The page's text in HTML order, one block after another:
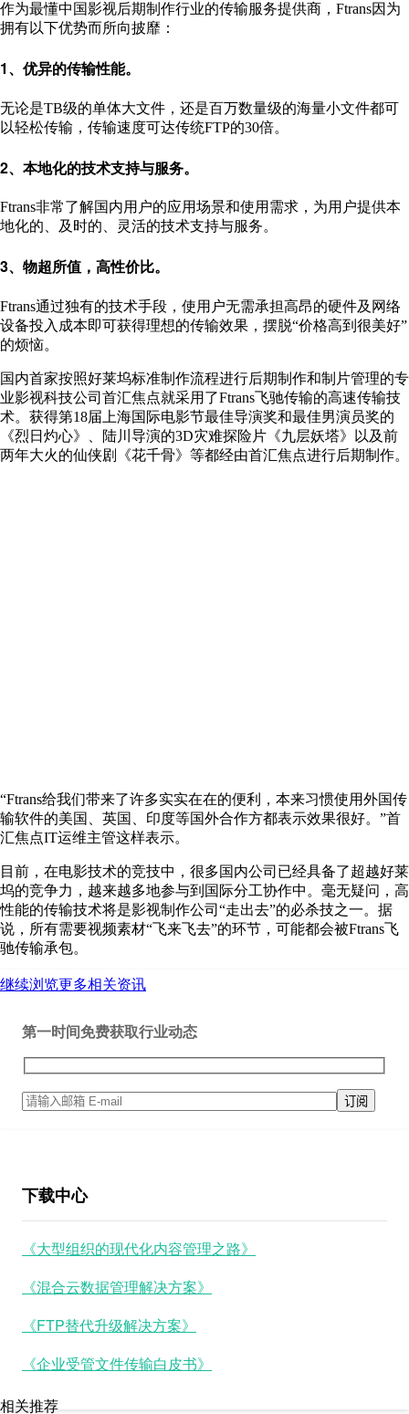
作为最懂中国影视后期制作行业的传输服务提供商，Ftrans因为
拥有以下优势而所向披靡：
1、优异的传输性能。
无论是TB级的单体大文件，还是百万数量级的海量小文件都可
以轻松传输，传输速度可达传统FTP的30倍。
2、本地化的技术支持与服务。
Ftrans非常了解国内用户的应用场景和使用需求，为用户提供本
地化的、及时的、灵活的技术支持与服务。
3、物超所值，高性价比。
Ftrans通过独有的技术手段，使用户无需承担高昂的硬件及网络
设备投入成本即可获得理想的传输效果，摆脱“价格高到很美好”
的烦恼。
国内首家按照好莱坞标准制作流程进行后期制作和制片管理的专
业影视科技公司首汇焦点就采用了Ftrans飞驰传输的高速传输技
术。获得第18届上海国际电影节最佳导演奖和最佳男演员奖的
《烈日灼心》、陆川导演的3D灾难探险片《九层妖塔》以及前
两年大火的仙侠剧《花千骨》等都经由首汇焦点进行后期制作。
“Ftrans给我们带来了许多实实在在的便利，本来习惯使用外国传
输软件的美国、英国、印度等国外合作方都表示效果很好。”首
汇焦点IT运维主管这样表示。
目前，在电影技术的竞技中，很多国内公司已经具备了超越好莱
坞的竞争力，越来越多地参与到国际分工协作中。毫无疑问，高
性能的传输技术将是影视制作公司“走出去”的必杀技之一。据
说，所有需要视频素材“飞来飞去”的环节，可能都会被Ftrans飞
驰传输承包。
继续浏览更多相关资讯
第一时间免费获取行业动态
下载中心
《大型组织的现代化内容管理之路》
《混合云数据管理解决方案》
《FTP替代升级解决方案》
《企业受管文件传输白皮书》
相关推荐